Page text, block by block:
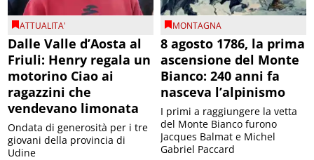
ATTUALITA'
Dalle Valle d’Aosta al
Friuli: Henry regala un
motorino Ciao ai
ragazzini che
vendevano limonata
Ondata di generosità per i tre
giovani della provincia di
Udine
MONTAGNA
8 agosto 1786, la prima
ascensione del Monte
Bianco: 240 anni fa
nasceva l’alpinismo
I primi a raggiungere la vetta
del Monte Bianco furono
Jacques Balmat e Michel
Gabriel Paccard